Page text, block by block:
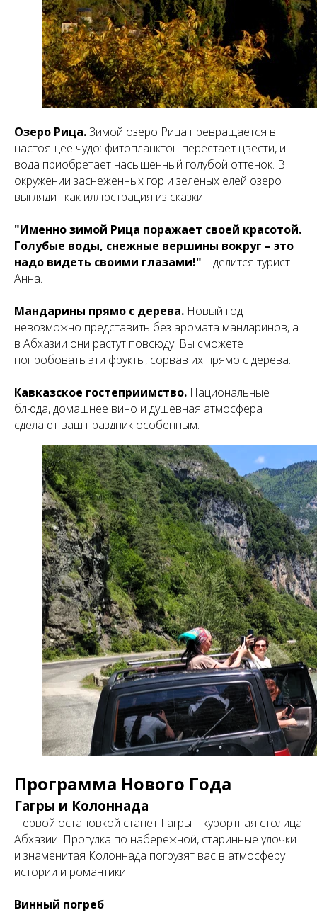
Озеро Рица.Зимой озеро Рица превращается в
настоящее чудо: фитопланктон перестает цвести, и
вода приобретает насыщенный голубой оттенок. В
окружении заснеженных гор и зеленых елей озеро
выглядит как иллюстрация из сказки.
"Именно зимой Рица поражает своей красотой.
Голубые воды, снежные вершины вокруг – это
надо видеть своими глазами!" – делится турист
Анна.
Мандарины прямо с дерева. Новый год
невозможно представить без аромата мандаринов, а
в Абхазии они растут повсюду. Вы сможете
попробовать эти фрукты, сорвав их прямо с дерева.
Кавказское гостеприимство. Национальные
блюда, домашнее вино и душевная атмосфера
сделают ваш праздник особенным.
Программа Нового Года
Гагры и Колоннада
Первой остановкой станет Гагры – курортная столица
Абхазии. Прогулка по набережной, старинные улочки
и знаменитая Колоннада погрузят вас в атмосферу
истории и романтики.
Винный погреб